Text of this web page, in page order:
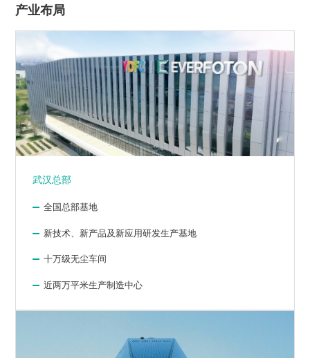
产业布局
武汉总部
全国总部基地
新技术、新产品及新应用研发生产基地
十万级无尘车间
近两万平米生产制造中心